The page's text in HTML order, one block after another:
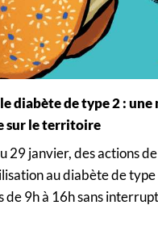
diabète de type 2 :
sur le territoire
29 janvier, des actions
au diabète de
de 9h à 16h sans